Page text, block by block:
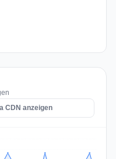
CDN anzeigen